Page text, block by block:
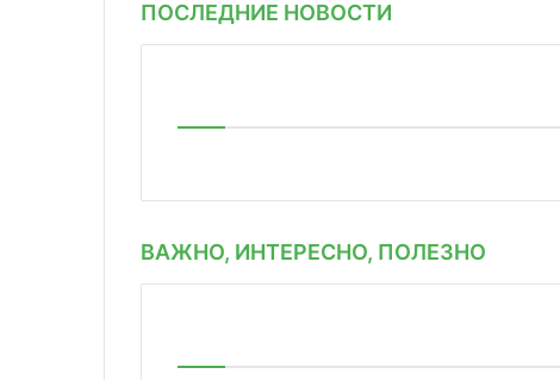
ПОСЛЕДНИЕ НОВОСТИ
ВАЖНО, ИНТЕРЕСНО, ПОЛЕЗНО